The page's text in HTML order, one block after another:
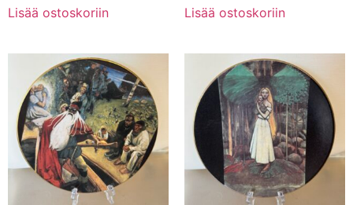
Lisää ostoskoriin Lisää ostoskoriin